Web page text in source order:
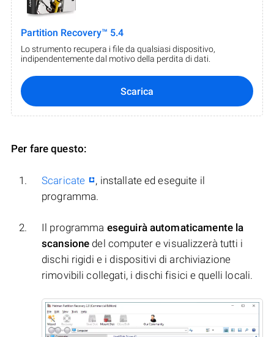
Partition Recovery™ 5.4
Lo strumento recupera i file da qualsiasi dispositivo,
indipendentemente dal motivo della perdita di dati.
Scarica
Per fare questo:
Scaricate
, installate ed eseguite il
programma.
Il programma eseguirà automaticamente la
scansione del computer e visualizzerà tutti i
dischi rigidi e i dispositivi di archiviazione
rimovibili collegati, i dischi fisici e quelli locali.